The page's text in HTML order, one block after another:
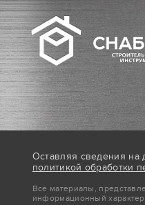
Оставляя сведения на
политикой обработки
Все материалы,
информационный